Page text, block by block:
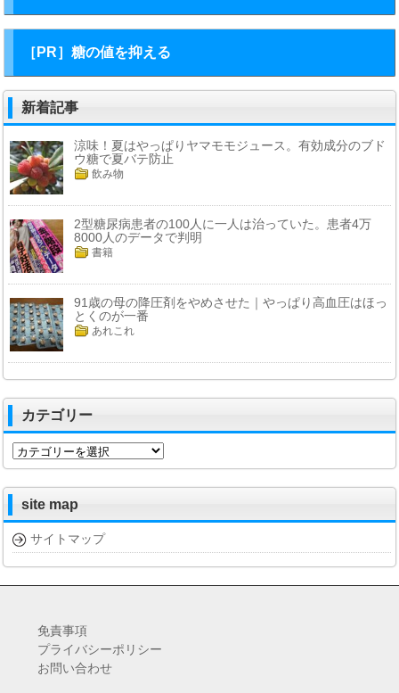
［PR］糖の値を抑える
新着記事
涼味！夏はやっぱりヤマモモジュース。有効成分のブド
ウ糖で夏バテ防止
飲み物
2型糖尿病患者の100人に一人は治っていた。患者4万
8000人のデータで判明
書籍
91歳の母の降圧剤をやめさせた｜やっぱり高血圧はほっ
とくのが一番
あれこれ
カテゴリー
カ
テ
リ
ー
site map
サイトマップ
免責事項
プライバシーポリシー
お問い合わせ